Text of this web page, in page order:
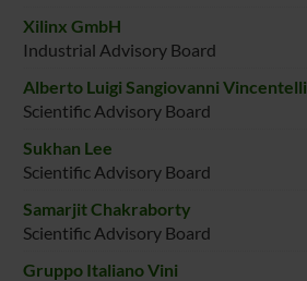
Xilinx GmbH
Industrial Advisory Board
Alberto Luigi Sangiovanni Vincentelli
Scientific Advisory Board
Sukhan Lee
Scientific Advisory Board
Samarjit Chakraborty
Scientific Advisory Board
Gruppo Italiano Vini